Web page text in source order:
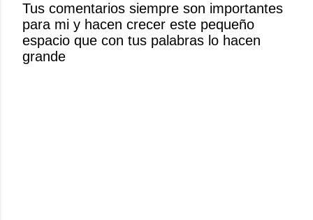
u
n
c
o
Tus comentarios siempre son importantes
para mi y hacen crecer este pequeño
espacio que con tus palabras lo hacen
grande